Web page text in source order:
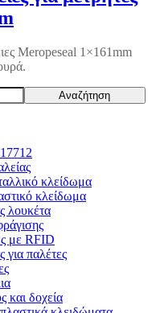
Meropeseal 1×161mm
Αναζήτηση
για:
Αναζήτηση
κλείδωμα
κλείδωμα
λουκέτα
με RFID
για παλέτες
και δοχεία